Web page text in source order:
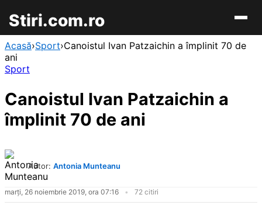
Stiri.com.ro
Acasă›Sport›Canoistul Ivan Patzaichin a împlinit 70 de
ani
Sport
Canoistul Ivan Patzaichin a
împlinit 70 de ani
Autor: Antonia Munteanu
marți, 26 noiembrie 2019, ora 07:16 72 citiri